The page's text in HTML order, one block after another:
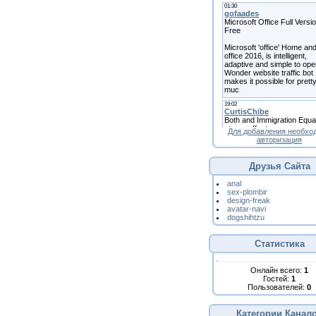
Для добавления
авторизация
Друзья Сайта
anal
sex-plombir
design-freak
avatar-navi
dogshihtzu
Статистика
Онлайн всего: 1
Гостей: 1
Пользователей: 0
Категории